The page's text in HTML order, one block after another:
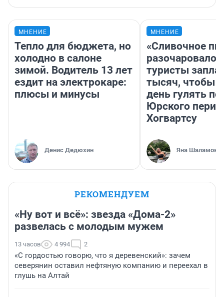
МНЕНИЕ
Тепло для бюджета, но
холодно в салоне
зимой. Водитель 13 лет
ездит на электрокаре:
плюсы и минусы
Денис Дедюхин
МНЕНИЕ
«Сливочное
разочаровало»:
туристы
тысяч, чтобы
день гулять по
Юрского
Хогвартсу
Яна Шаламова
РЕКОМЕНДУЕМ
«Ну вот и всё»: звезда «Дома-2»
развелась с молодым мужем
13 часов 4 994 2
«С гордостью говорю, что я деревенский»: зачем
северянин оставил нефтяную компанию и переехал в
глушь на Алтай